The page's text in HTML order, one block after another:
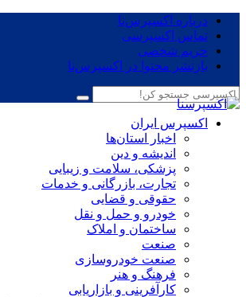
درباره اکسپرس‌نا
تماس اکسپرسی
حریم شخصی
بازنشر محتوا در اکسپرس‌نا
اکسپرس ایران
اخبار استان‌ها
اندیشه و دین
پزشکی، سلامت و زیبایی
تجارت، بازرگانی و خدمات
حقوقی و قضایی
خودرو و حمل و نقل
ساختمان و املاک
صنعت
صنعت خودروسازی
فرهنگ و هنر
کارآفرینی و بازاریابی